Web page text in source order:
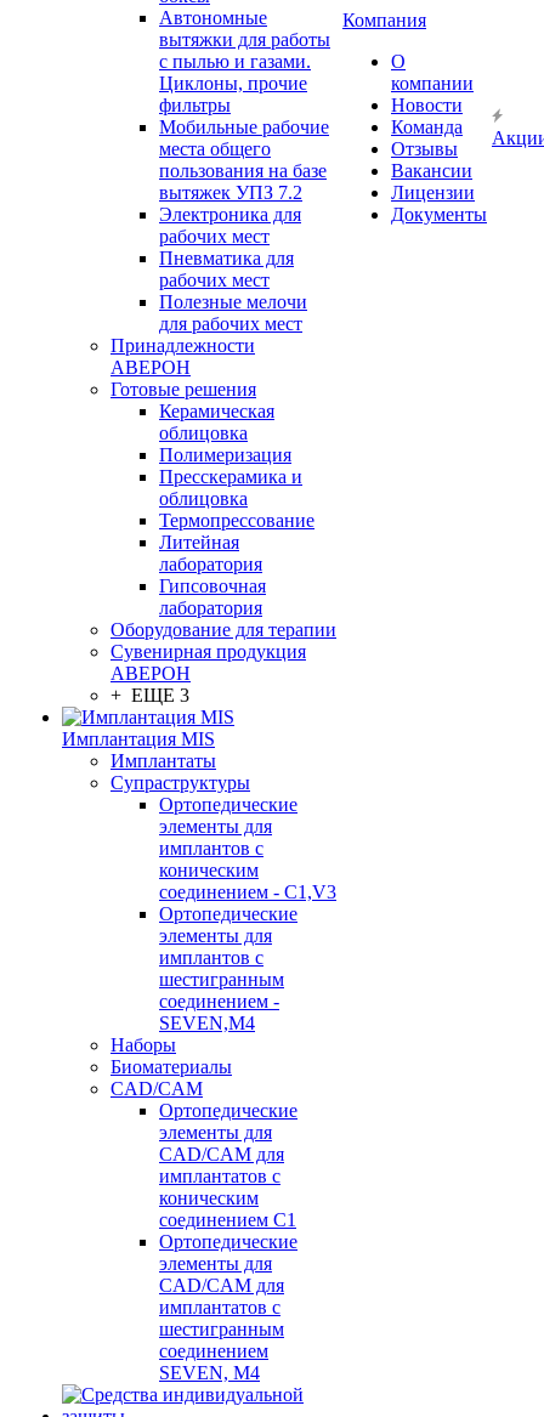
Автономные
вытяжки для работы
с пылью и газами.
Циклоны, прочие
фильтры
Мобильные рабочие
места общего
пользования на базе
вытяжек УПЗ 7.2
Электроника для
рабочих мест
Пневматика для
рабочих мест
Полезные мелочи
для рабочих мест
Принадлежности
АВЕРОН
Готовые решения
Керамическая
облицовка
Полимеризация
Пресскерамика и
облицовка
Термопрессование
Литейная
лаборатория
Гипсовочная
лаборатория
Оборудование для терапии
Сувенирная продукция
АВЕРОН
+ ЕЩЕ 3
Имплантация MIS
Имплантаты
Супраструктуры
Ортопедические
элементы для
имплантов с
коническим
соединением - C1,V3
Ортопедические
элементы для
имплантов с
шестигранным
соединением -
SEVEN,M4
Наборы
Биоматериалы
CAD/CAM
Ортопедические
элементы для
CAD/CAM для
имплантатов с
коническим
соединением С1
Ортопедические
элементы для
CAD/CAM для
имплантатов с
шестигранным
соединением
SEVEN, М4
Компания
О
компании
Новости
Команда
Отзывы
Вакансии
Лицензии
Документы